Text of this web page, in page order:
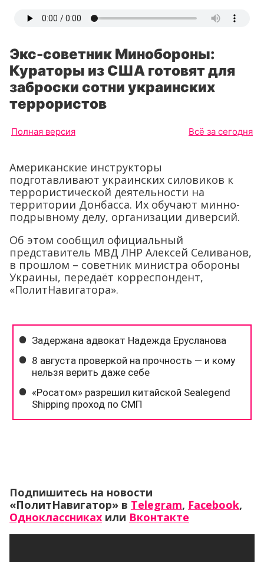
Экс-советник Минобороны:
Кураторы из США готовят для
заброски сотни украинских
террористов
Полная версия Всё за сегодня
Американские инструкторы
подготавливают украинских силовиков к
террористической деятельности на
территории Донбасса. Их обучают минно-
подрывному делу, организации диверсий.
Об этом сообщил официальный
представитель МВД ЛНР Алексей Селиванов,
в прошлом – советник министра обороны
Украины, передаёт корреспондент,
«ПолитНавигатора».
Подпишитесь на новости
«ПолитНавигатор» в Telegram, Facebook,
Одноклассниках или Вконтакте